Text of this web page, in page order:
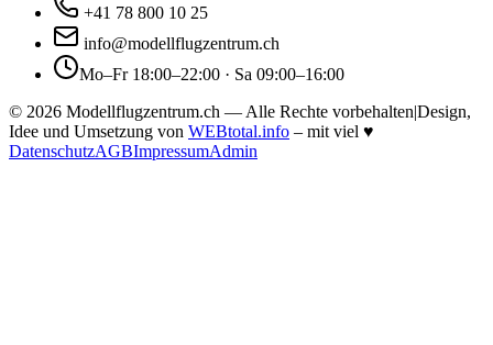
+41 78 800 10 25
info@modellflugzentrum.ch
Mo–Fr 18:00–22:00 · Sa 09:00–16:00
© 2026 Modellflugzentrum.ch — Alle Rechte vorbehalten|Design,
Idee und Umsetzung von WEBtotal.info – mit viel ♥
DatenschutzAGBImpressumAdmin